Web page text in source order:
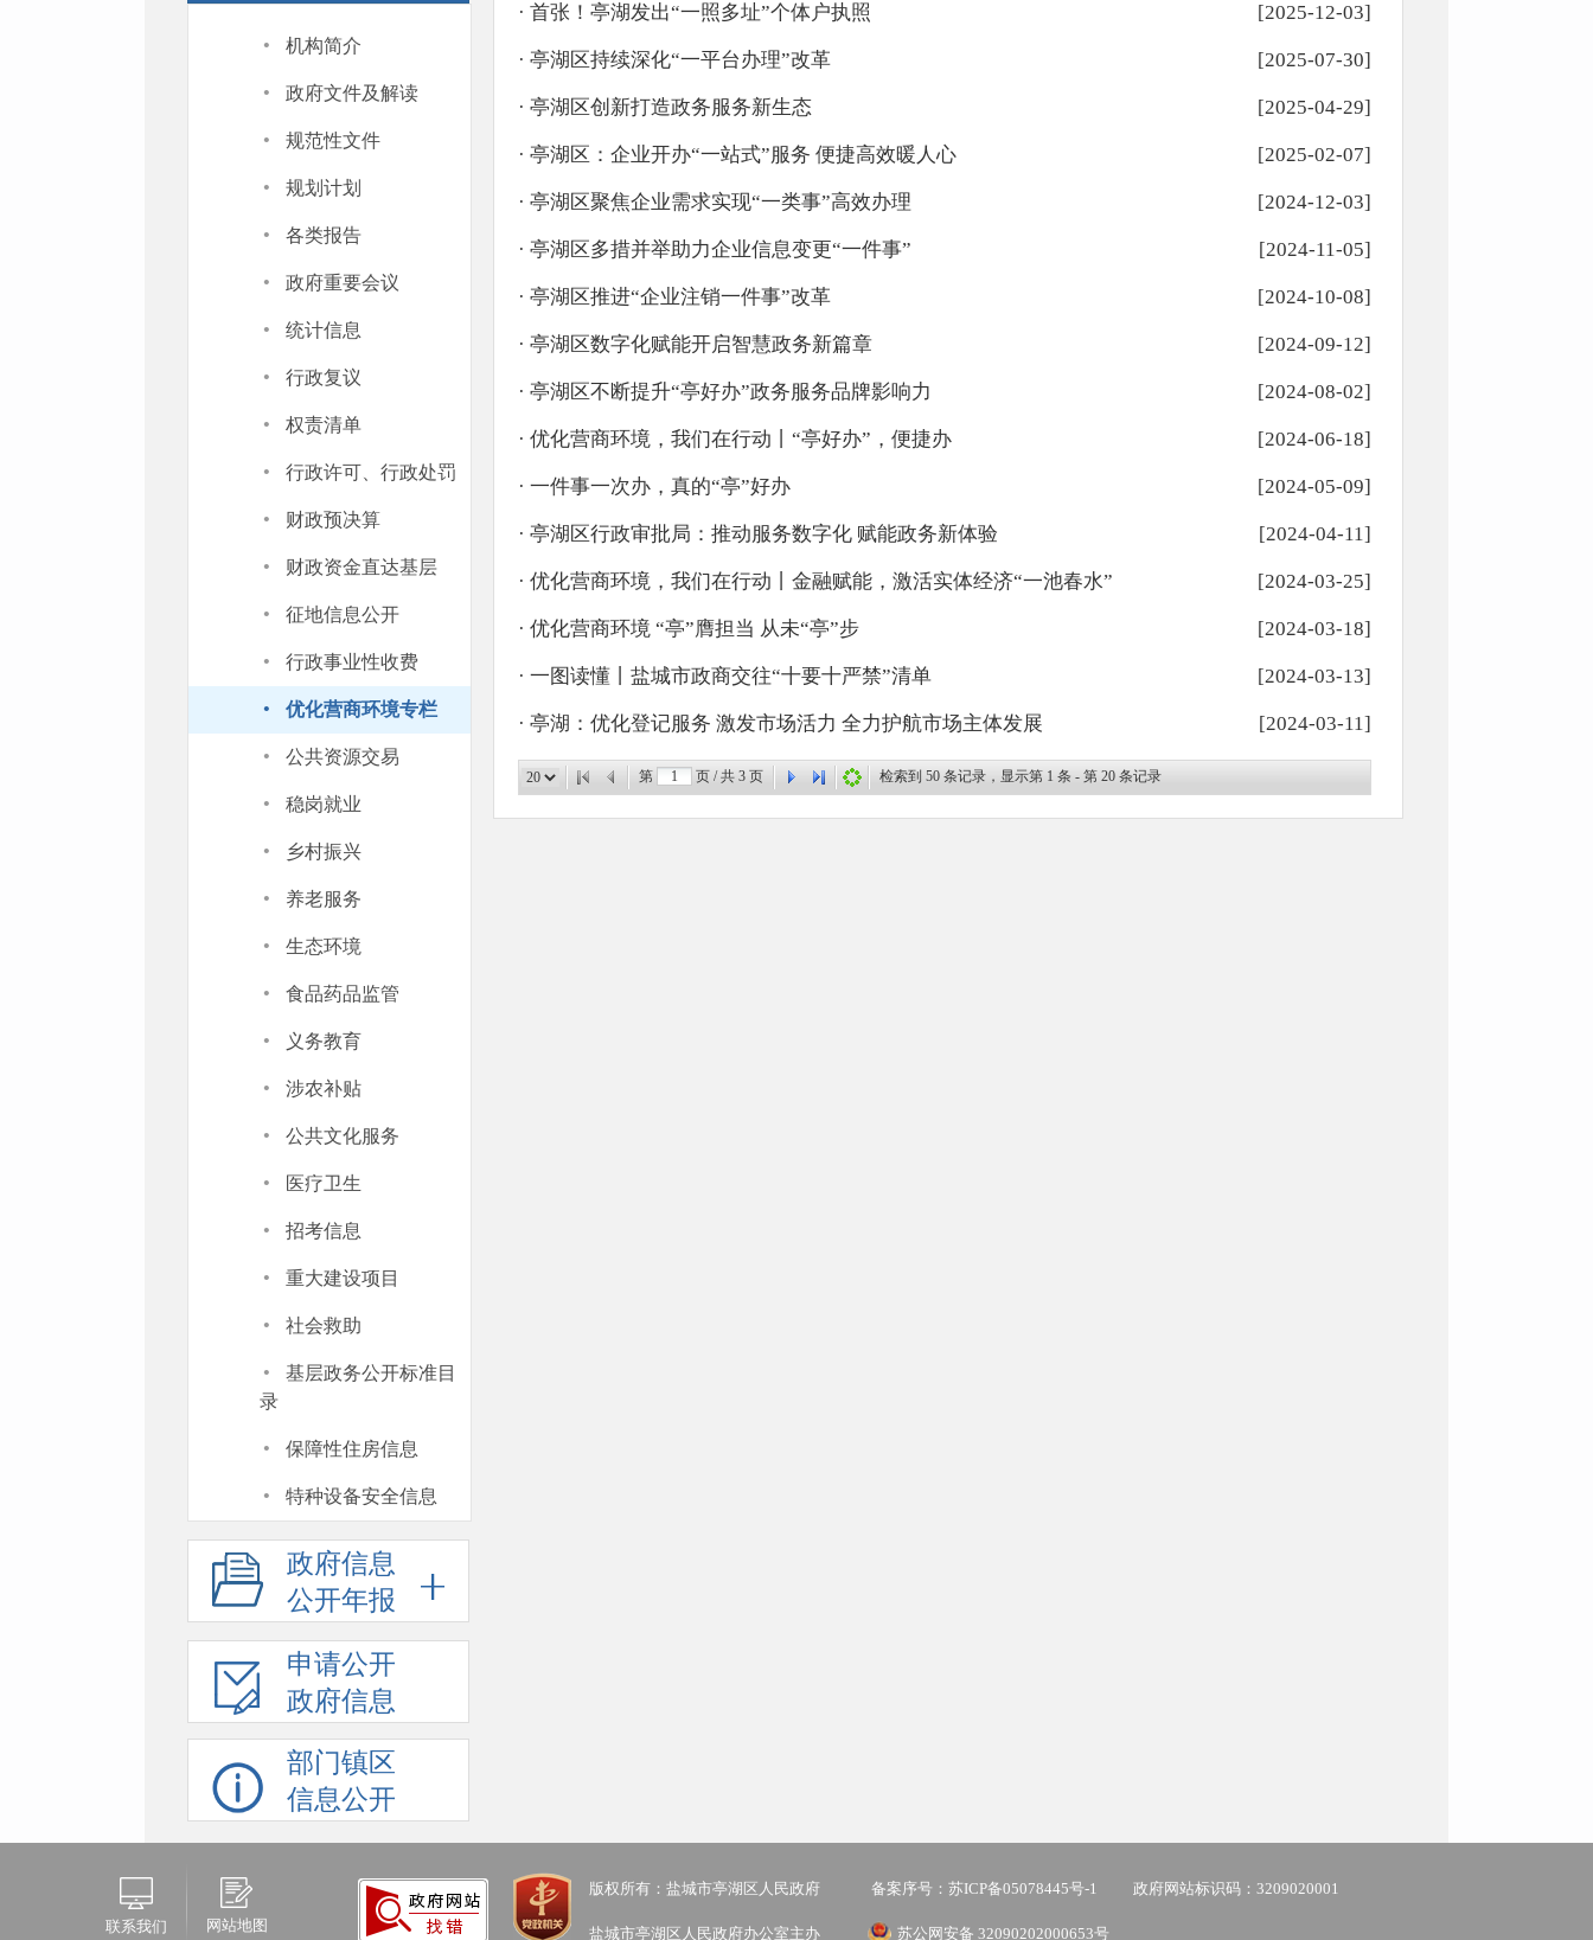
· 机构简介
· 政府文件及解读
· 规范性文件
· 规划计划
· 各类报告
· 政府重要会议
· 统计信息
· 行政复议
· 权责清单
· 行政许可、行政处罚
· 财政预决算
· 财政资金直达基层
· 征地信息公开
· 行政事业性收费
· 优化营商环境专栏
· 公共资源交易
· 稳岗就业
· 乡村振兴
· 养老服务
· 生态环境
· 食品药品监管
· 义务教育
· 涉农补贴
· 公共文化服务
· 医疗卫生
· 招考信息
· 重大建设项目
· 社会救助
·
基层政务公开标准目
录
· 保障性住房信息
· 特种设备安全信息
政府信息
公开年报
申请公开
政府信息
部门镇区
信息公开
· 首张！亭湖发出“一照多址”个体户执照 [2025-12-03]
· 亭湖区持续深化“一平台办理”改革 [2025-07-30]
· 亭湖区创新打造政务服务新生态 [2025-04-29]
· 亭湖区：企业开办“一站式”服务 便捷高效暖人心 [2025-02-07]
· 亭湖区聚焦企业需求实现“一类事”高效办理 [2024-12-03]
· 亭湖区多措并举助力企业信息变更“一件事” [2024-11-05]
· 亭湖区推进“企业注销一件事”改革 [2024-10-08]
· 亭湖区数字化赋能开启智慧政务新篇章 [2024-09-12]
· 亭湖区不断提升“亭好办”政务服务品牌影响力 [2024-08-02]
· 优化营商环境，我们在行动丨“亭好办”，便捷办 [2024-06-18]
· 一件事一次办，真的“亭”好办 [2024-05-09]
· 亭湖区行政审批局：推动服务数字化 赋能政务新体验 [2024-04-11]
· 优化营商环境，我们在行动丨金融赋能，激活实体经济“一池春水” [2024-03-25]
· 优化营商环境 “亭”膺担当 从未“亭”步 [2024-03-18]
· 一图读懂丨盐城市政商交往“十要十严禁”清单 [2024-03-13]
· 亭湖：优化登记服务 激发市场活力 全力护航市场主体发展 [2024-03-11]
第 页 / 共 3 页 检索到 50 条记录，显示第 1 条 - 第 20 条记录
联系我们 网站地图
版权所有：盐城市亭湖区人民政府 备案序号：苏ICP备05078445号-1 政府网站标识码：3209020001
盐城市亭湖区人民政府办公室主办 苏公网安备 32090202000653号